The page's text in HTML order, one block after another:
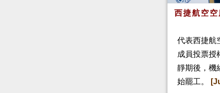
西捷航空
代表西捷航
成員投票授
靜期後，機
始罷工。